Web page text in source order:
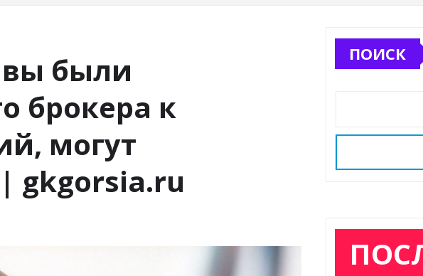
были
брокера к
могут
gkgorsia.ru
ПОИСК